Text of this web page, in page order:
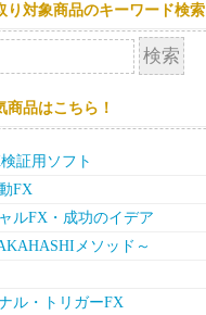
り対象商品のキーワード検索
品はこちら！
証用ソフト
FX
ルFX・成功のイデア
メソッド～
ル・トリガーFX